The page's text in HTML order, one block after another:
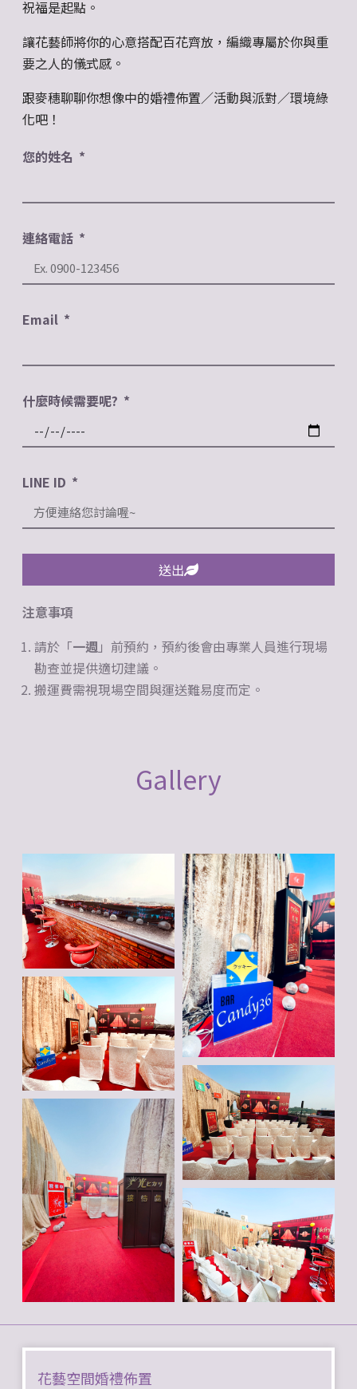
祝福是起點。
讓花藝師將你的心意搭配百花齊放， 編織專屬於你與重
要之人的儀式感。
跟麥穗聊聊你想像中的婚禮佈置／活動與派對／環境綠
化吧！
您的姓名
連絡電話
Email
什麼時候需要呢?
LINE ID
送出
注意事項
請於「一週 」前預約，預約後會由專業人員進行現場
勘查並提供適切建議。
搬運費需視現場空間與運送難易度而定。
Gallery
花藝空間婚禮佈置